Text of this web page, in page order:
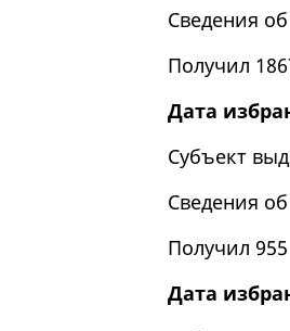
Сведения
Получил
Дата
Субъект
Сведения
Получил
Дата